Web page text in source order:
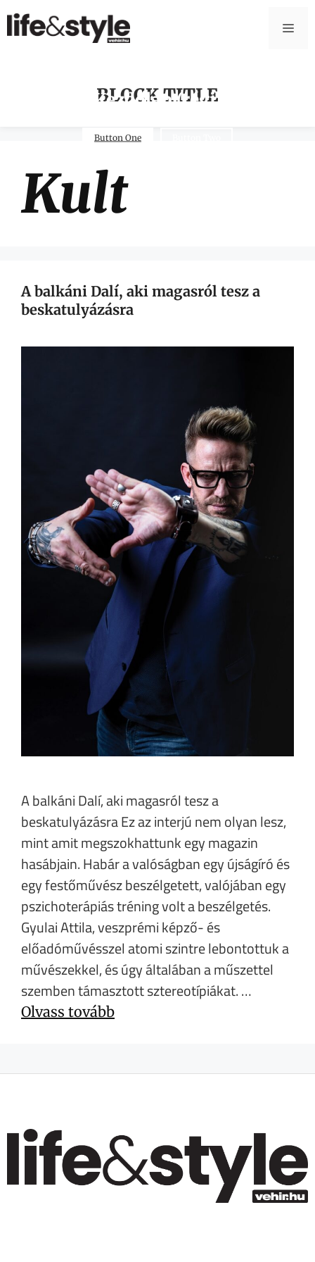
BLOCK TITLE
Kezdőlap (régi)
Button One
Kult
A balkáni Dalí, aki magasról tesz a
beskatulyázásra
A balkáni Dalí, aki magasról tesz a
beskatulyázásra Ez az interjú nem olyan lesz,
mint amit megszokhattunk egy magazin
hasábjain. Habár a valóságban egy újságíró és
egy festőművész beszélgetett, valójában egy
pszichoterápiás tréning volt a beszélgetés.
Gyulai Attila, veszprémi képző- és
előadóművésszel atomi szintre lebontottuk a
művészekkel, és úgy általában a műszettel
szemben támasztott sztereotípiákat. …
Olvass tovább